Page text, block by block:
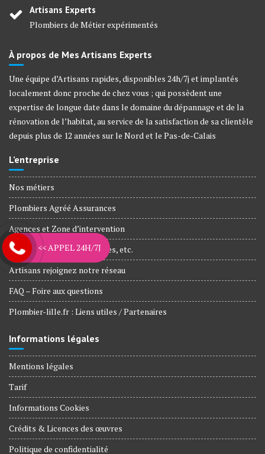
Artisans Experts
Plombiers de Métier expérimentés
À propos de Mes Artisans Experts
Une équipe d’Artisans rapides, disponibles 24h/7j et implantés
localement donc proche de chez vous ; qui possèdent une
expertise de longue date dans le domaine du dépannage et de la
rénovation de l’habitat, au service de la satisfaction de sa clientèle
depuis plus de 12 années sur le Nord et le Pas-de-Calais
L’entreprise
Nos métiers
Plombiers Agréé Assurances
Agences et Zone d’intervention
Nos engagements, Garanties, etc.
Artisans rejoignez notre réseau
FAQ – Foire aux questions
Plombier-lille.fr : Liens utiles / Partenaires
Informations légales
Mentions légales
Tarif
Informations Cookies
Crédits & Licences des œuvres
Politique de confidentialité
<< APPEL 24H/7J